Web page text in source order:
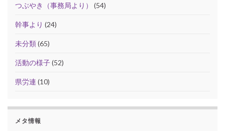
つぶやき（事務局より） (54)
幹事より (24)
未分類(65)
活動の様子(52)
県労連 (10)
メタ情報